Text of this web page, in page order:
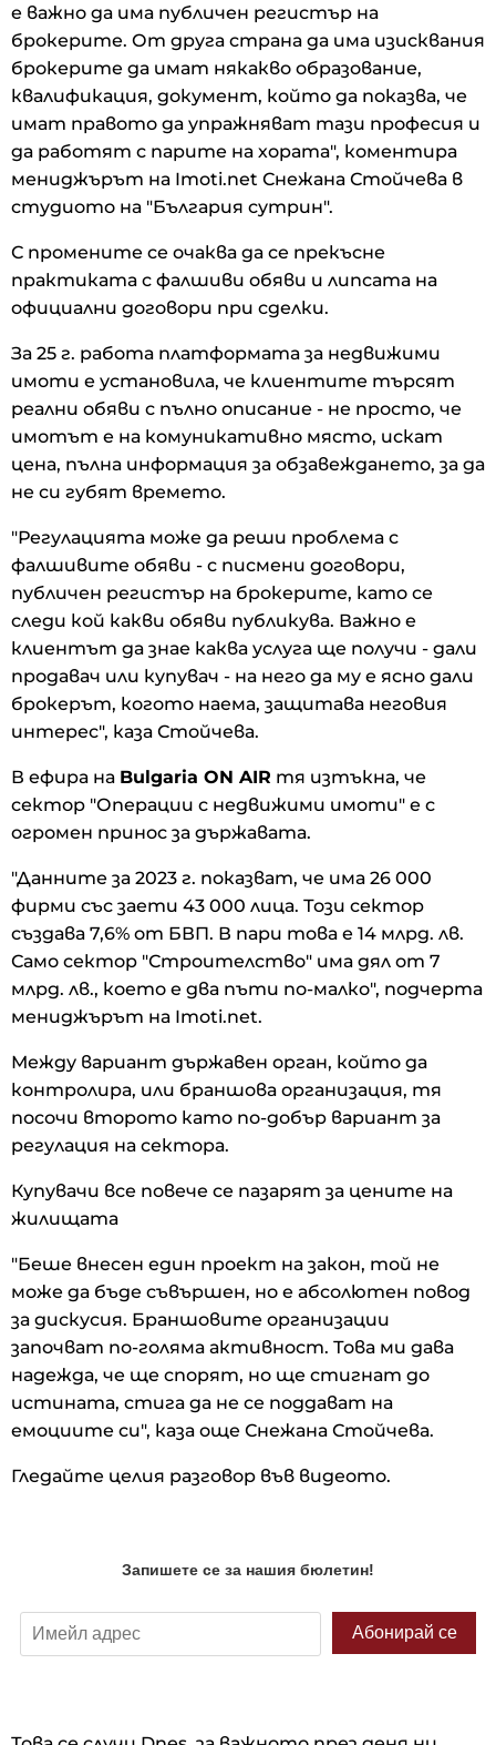
е важно да има публичен регистър на
брокерите. От друга страна да има изисквания
брокерите да имат някакво образование,
квалификация, документ, който да показва, че
имат правото да упражняват тази професия и
да работят с парите на хората", коментира
мениджърът на Imoti.net Снежана Стойчева в
студиото на "България сутрин".
С промените се очаква да се прекъсне
практиката с фалшиви обяви и липсата на
официални договори при сделки.
За 25 г. работа платформата за недвижими
имоти е установила, че клиентите търсят
реални обяви с пълно описание - не просто, че
имотът е на комуникативно място, искат
цена, пълна информация за обзавеждането, за да
не си губят времето.
"Регулацията може да реши проблема с
фалшивите обяви - с писмени договори,
публичен регистър на брокерите, като се
следи кой какви обяви публикува. Важно е
клиентът да знае каква услуга ще получи - дали
продавач или купувач - на него да му е ясно дали
брокерът, когото наема, защитава неговия
интерес", каза Стойчева.
В ефира на Bulgaria ON AIR тя изтъкна, че
сектор "Операции с недвижими имоти" е с
огромен принос за държавата.
"Данните за 2023 г. показват, че има 26 000
фирми със заети 43 000 лица. Този сектор
създава 7,6% от БВП. В пари това е 14 млрд. лв.
Само сектор "Строителство" има дял от 7
млрд. лв., което е два пъти по-малко", подчерта
мениджърът на Imoti.net.
Между вариант държавен орган, който да
контролира, или браншова организация, тя
посочи второто като по-добър вариант за
регулация на сектора.
Купувачи все повече се пазарят за цените на
жилищата
"Беше внесен един проект на закон, той не
може да бъде съвършен, но е абсолютен повод
за дискусия. Браншовите организации
започват по-голяма активност. Това ми дава
надежда, че ще спорят, но ще стигнат до
истината, стига да не се поддават на
емоциите си", каза още Снежана Стойчева.
Гледайте целия разговор във видеото.